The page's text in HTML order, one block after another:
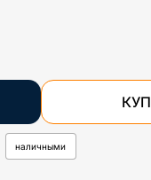
наличными